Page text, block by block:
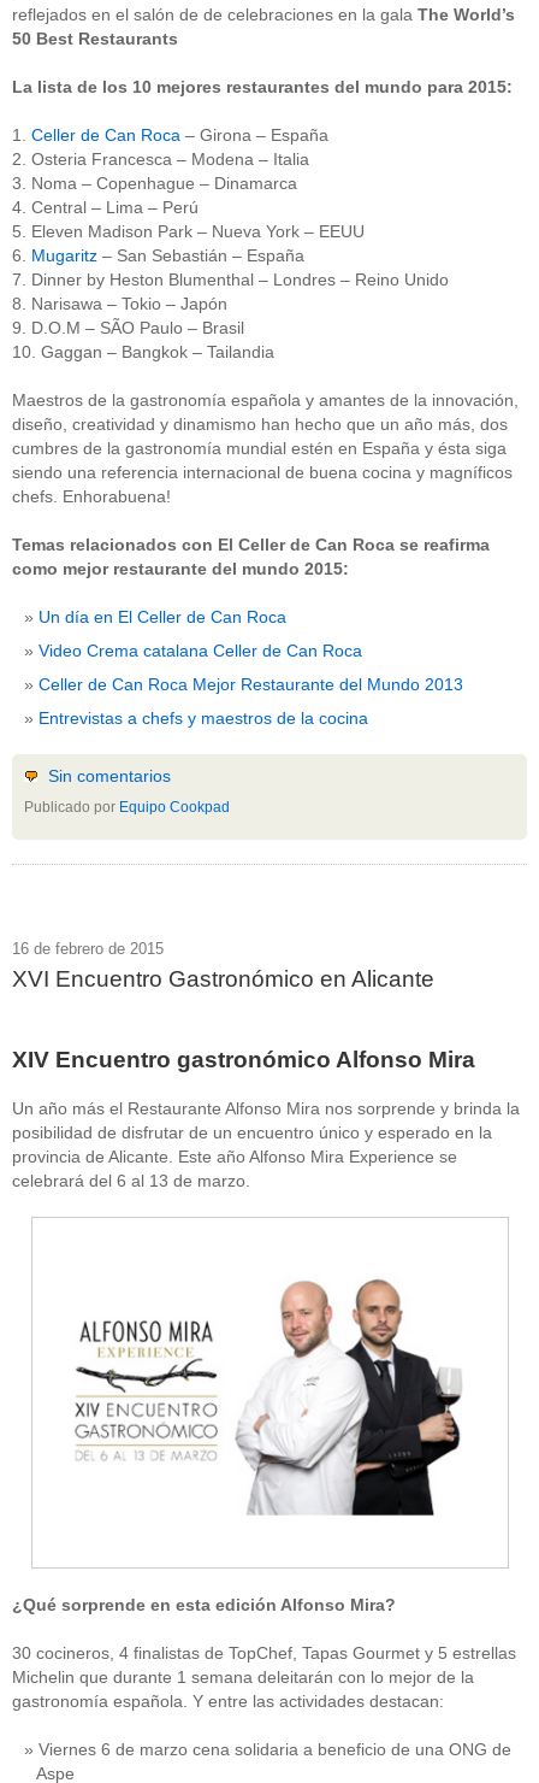
reflejados en el salón de de celebraciones en la gala The World’s
50 Best Restaurants
La lista de los 10 mejores restaurantes del mundo para 2015:
1. Celler de Can Roca – Girona – España
2. Osteria Francesca – Modena – Italia
3. Noma – Copenhague – Dinamarca
4. Central – Lima – Perú
5. Eleven Madison Park – Nueva York – EEUU
6. Mugaritz – San Sebastián – España
7. Dinner by Heston Blumenthal – Londres – Reino Unido
8. Narisawa – Tokio – Japón
9. D.O.M – SÃO Paulo – Brasil
10. Gaggan – Bangkok – Tailandia
Maestros de la gastronomía española y amantes de la innovación,
diseño, creatividad y dinamismo han hecho que un año más, dos
cumbres de la gastronomía mundial estén en España y ésta siga
siendo una referencia internacional de buena cocina y magníficos
chefs. Enhorabuena!
Temas relacionados con El Celler de Can Roca se reafirma
como mejor restaurante del mundo 2015:
Un día en El Celler de Can Roca
Video Crema catalana Celler de Can Roca
Celler de Can Roca Mejor Restaurante del Mundo 2013
Entrevistas a chefs y maestros de la cocina
Sin comentarios
Publicado por Equipo Cookpad
16 de febrero de 2015
XVI Encuentro Gastronómico en Alicante
XIV Encuentro gastronómico Alfonso Mira
Un año más el Restaurante Alfonso Mira nos sorprende y brinda la
posibilidad de disfrutar de un encuentro único y esperado en la
provincia de Alicante. Este año Alfonso Mira Experience se
celebrará del 6 al 13 de marzo.
¿Qué sorprende en esta edición Alfonso Mira?
30 cocineros, 4 finalistas de TopChef, Tapas Gourmet y 5 estrellas
Michelin que durante 1 semana deleitarán con lo mejor de la
gastronomía española. Y entre las actividades destacan:
Viernes 6 de marzo cena solidaria a beneficio de una ONG de
Aspe